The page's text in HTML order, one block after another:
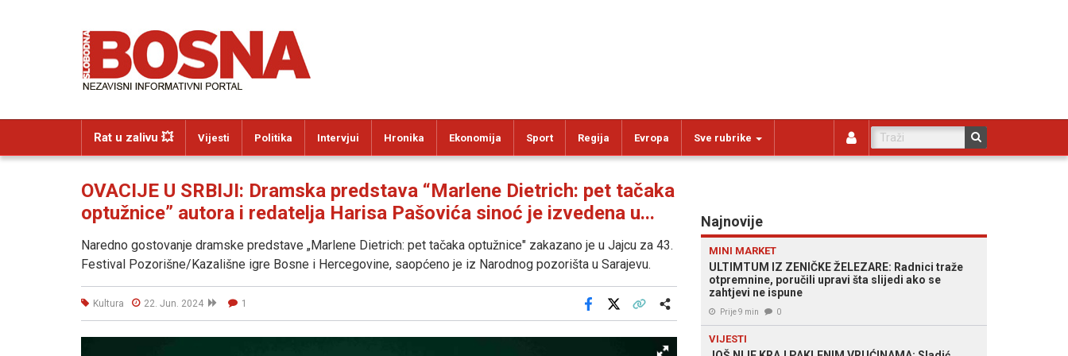
Rat u zalivu 💥 Vijesti Politika Intervjui Hronika Ekonomija Sport Regija Evropa Sve rubrike
OVACIJE U SRBIJI: Dramska predstava “Marlene Dietrich: pet tačaka
optužnice” autora i redatelja Harisa Pašovića sinoć je izvedena u...
Naredno gostovanje dramske predstave „Marlene Dietrich: pet tačaka optužnice" zakazano je u Jajcu za 43.
Festival Pozorišne/Kazališne igre Bosne i Hercegovine, saopćeno je iz Narodnog pozorišta u Sarajevu.
Kultura 22. Jun. 2024 1
Facebook
Najnovije
MINI MARKET
ULTIMTUM IZ ZENIČKE ŽELEZARE: Radnici traže
otpremnine, poručili upravi šta slijedi ako se
zahtjevi ne ispune
Prije 9 min 0
VIJESTI